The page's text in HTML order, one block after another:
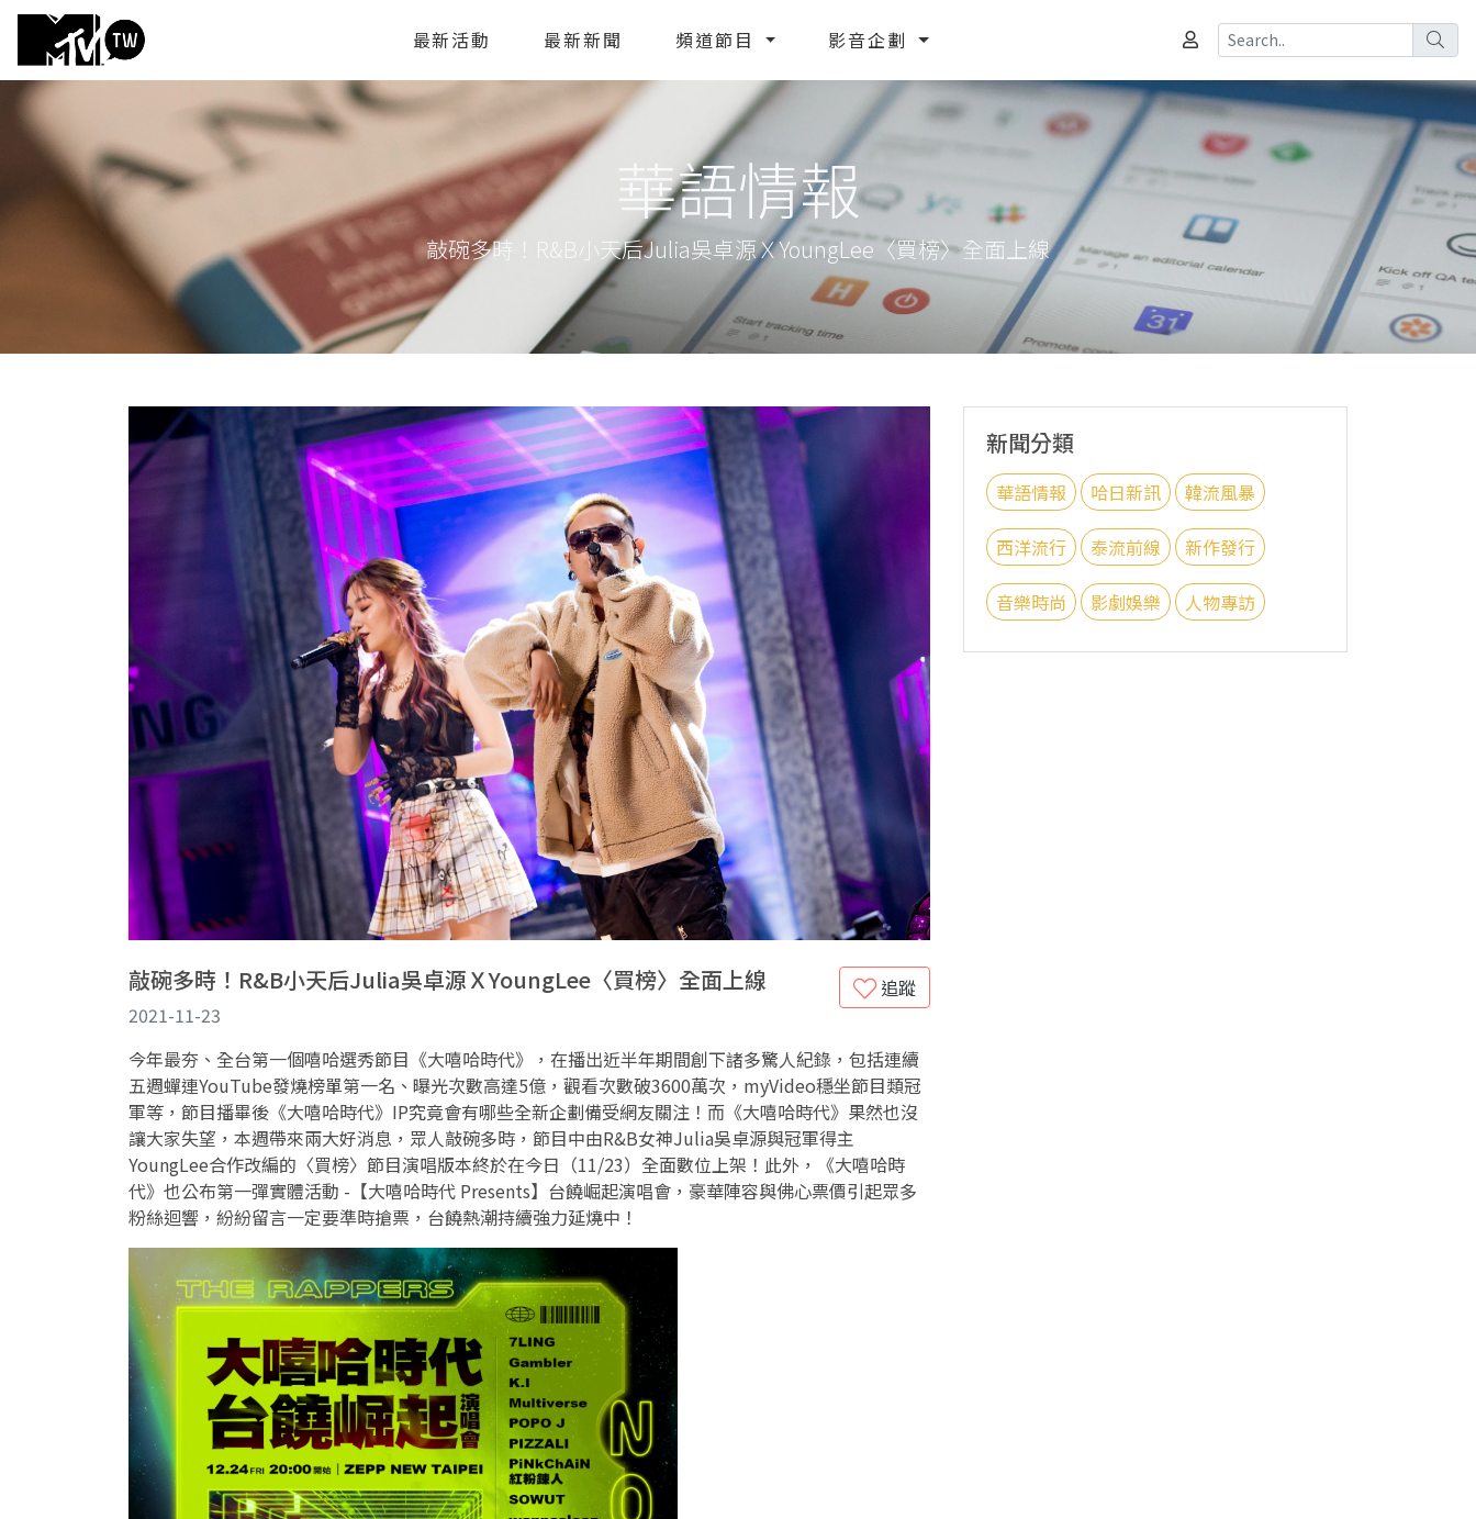
最新活動 最新新聞 頻道節目 影音企劃
華語情報
敲碗多時！R&B小天后Julia吳卓源ＸYoungLee〈買榜〉全面上線
敲碗多時！R&B小天后Julia吳卓源ＸYoungLee〈買榜〉全面上線
追蹤
2021-11-23
今年最夯、全台第一個嘻哈選秀節目《大嘻哈時代》，在播出近半年期間創下諸多驚人紀錄，包括連續
五週蟬連YouTube發燒榜單第一名、曝光次數高達5億，觀看次數破3600萬次，myVideo穩坐節目類冠
軍等，節目播畢後《大嘻哈時代》IP究竟會有哪些全新企劃備受網友關注！而《大嘻哈時代》果然也沒
讓大家失望，本週帶來兩大好消息，眾人敲碗多時，節目中由R&B女神Julia吳卓源與冠軍得主
YoungLee合作改編的〈買榜〉節目演唱版本終於在今日（11/23）全面數位上架！此外，《大嘻哈時
代》也公布第一彈實體活動 -【大嘻哈時代 Presents】台饒崛起演唱會，豪華陣容與佛心票價引起眾多
粉絲迴響，紛紛留言一定要準時搶票，台饒熱潮持續強力延燒中！
新聞分類
華語情報 哈日新訊 韓流風暴
西洋流行 泰流前線 新作發行
音樂時尚 影劇娛樂 人物專訪